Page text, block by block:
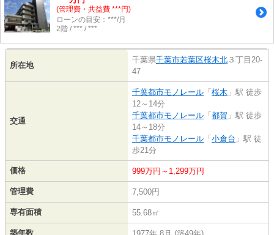
(管理費・共益費 ***円)
ローンの目安：***/月
2階 / *** / ***
所在地
千葉県千葉市若葉区桜木北 ３丁目20-
47
交通
千葉都市モノレール 「 桜木 」駅 徒歩
12～14分
千葉都市モノレール 「 都賀 」駅 徒歩
14～18分
千葉都市モノレール 「 小倉台 」駅 徒
歩21分
価格 999万円～1,299万円
管理費 7,500円
専有面積 55.68㎡
築年数